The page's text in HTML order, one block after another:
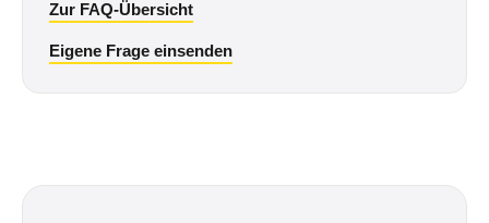
Zur FAQ-Übersicht
Eigene Frage einsenden